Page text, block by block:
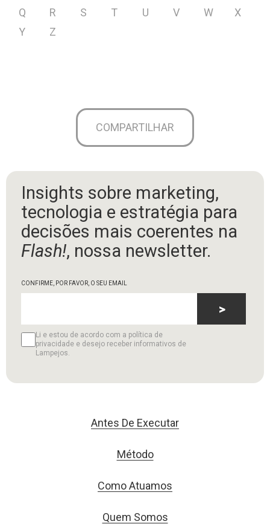
Q
R S T U V W
X
Y
Z
COMPARTILHAR
Insights sobre marketing,
tecnologia e estratégia para
decisões mais coerentes na
Flash!, nossa newsletter.
CONFIRME, POR FAVOR, O SEU EMAIL
Li e estou de acordo com a política de
privacidade e desejo receber informativos de
Lampejos.
>
Antes De Executar
Método
Como Atuamos
Quem Somos